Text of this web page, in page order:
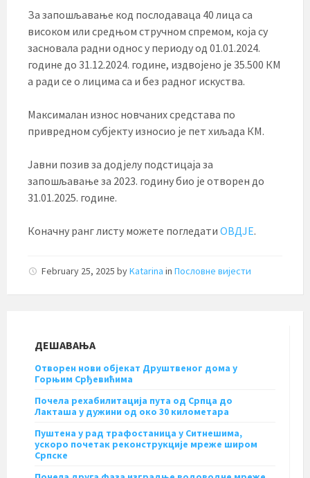
За запошљавање код послодаваца 40 лица са
високом или средњом стручном спремом, која су
засновала радни однос у периоду од 01.01.2024.
године до 31.12.2024. године, издвојено је 35.500 КМ
а ради се о лицима са и без радног искуства.
Максималан износ новчаних средстава по
привредном субјекту износио је пет хиљада КМ.
Јавни позив за додјелу подстицаја за
запошљавање за 2023. годину био је отворен до
31.01.2025. године.
Коначну ранг листу можете погледати ОВДЈЕ.
February 25, 2025 byKatarina in Пословне вијести
ДЕШАВАЊА
Отворен нови објекат Друштвеног дома у
Горњим Срђевићима
Почела рехабилитација пута од Српца до
Лакташа у дужини од око 30 километара
Пуштена у рад трафостаница у Ситнешима,
ускоро почетак реконструкције мреже широм
Српске